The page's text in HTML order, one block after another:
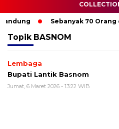
Sebanyak 70 Orang
Topik BASNOM
Lembaga
Bupati Lantik Basnom
Jumat, 6 Maret 2026 - 13:22 WIB